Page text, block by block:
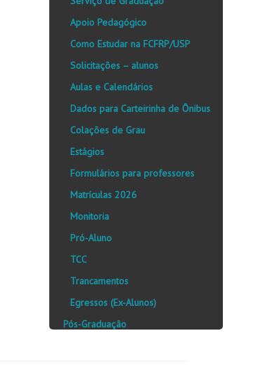
Apoio Pedagógico
Como Estudar na FCFRP/USP
Solicitações – alunos
Aulas e Calendários
Dados para Carteirinha de Ônibus
Colações de Grau
Estágios
Formulários para professores
Matrículas 2026
Monitoria
Pró-Aluno
TCC
Trancamentos
Egressos (Ex-Alunos)
Pós-Graduação